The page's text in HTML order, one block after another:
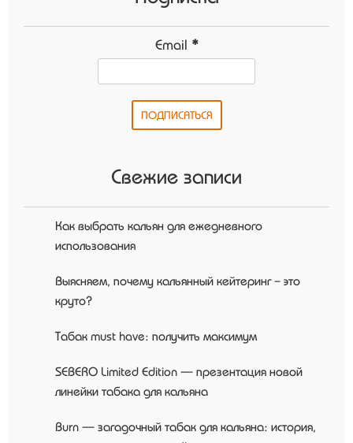
Email *
Свежие записи
Как выбрать кальян для ежедневного
использования
Выясняем, почему кальянный кейтеринг – это
круто?
Табак must have: получить максимум
SEBERO Limited Edition — презентация новой
линейки табака для кальяна
Burn — загадочный табак для кальяна: история,